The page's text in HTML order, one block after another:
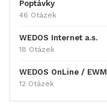
Poptávky
46 Otázek
WEDOS Internet a.s.
18 Otázek
WEDOS OnLine / EWM
12 Otázek